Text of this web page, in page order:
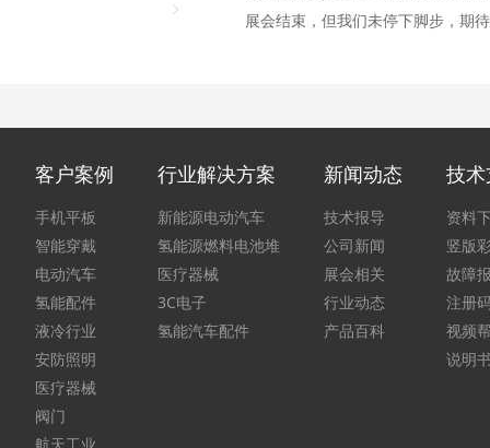
展会结束，但我们未停下脚步，期
客户案例
手机平板
智能穿戴
电动汽车
氢能配件
液冷行业
安防照明
医疗器械
阀门
行业解决方案
新能源电动汽车
氢能源燃料电池堆
医疗器械
3C电子
氢能汽车配件
新闻动态
技术报导
公司新闻
展会相关
行业动态
产品百科
技
资料
竖版
故障
注册
视频
说明